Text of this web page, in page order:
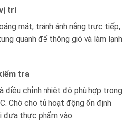
trí
mát, tránh ánh nắng trực tiếp,
quanh để thông gió và làm lạnh
tra
điều chỉnh nhiệt độ phù hợp trong
Chờ cho tủ hoạt động ổn định
đưa thực phẩm vào.